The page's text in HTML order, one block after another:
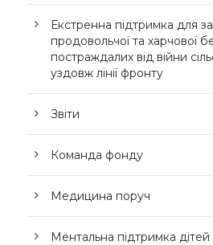
Екстренна підтримка для
продовольчої та харчової
постраждалих від війни
уздовж лінії фронту
Звіти
Команда фонду
Медицина поруч
Ментальна підтримка дітей